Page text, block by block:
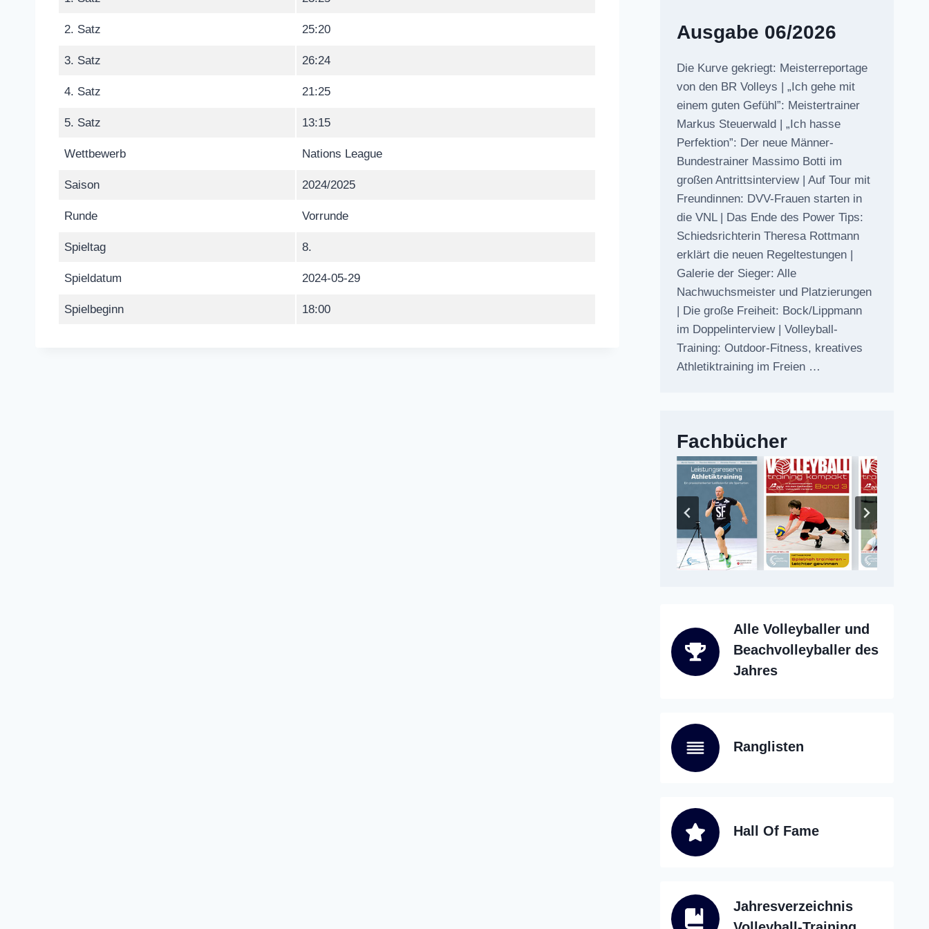
2. Satz 25:20
3. Satz 26:24
4. Satz 21:25
5. Satz 13:15
Wettbewerb Nations League
Saison 2024/2025
Runde Vorrunde
Spieltag 8.
Spieldatum 2024-05-29
Spielbeginn 18:00
Ausgabe 06/2026
Die Kurve gekriegt: Meisterreportage
von den BR Volleys | „Ich gehe mit
einem guten Gefühl”: Meistertrainer
Markus Steuerwald | „Ich hasse
Perfektion”: Der neue Männer-
Bundestrainer Massimo Botti im
großen Antrittsinterview | Auf Tour mit
Freundinnen: DVV-Frauen starten in
die VNL | Das Ende des Power Tips:
Schiedsrichterin Theresa Rottmann
erklärt die neuen Regeltestungen |
Galerie der Sieger: Alle
Nachwuchsmeister und Platzierungen
| Die große Freiheit: Bock/Lippmann
im Doppelinterview | Volleyball-
Training: Outdoor-Fitness, kreatives
Athletiktraining im Freien …
Fachbücher
Alle Volleyballer und
Beachvolleyballer des
Jahres
Ranglisten
Hall Of Fame
Jahresverzeichnis